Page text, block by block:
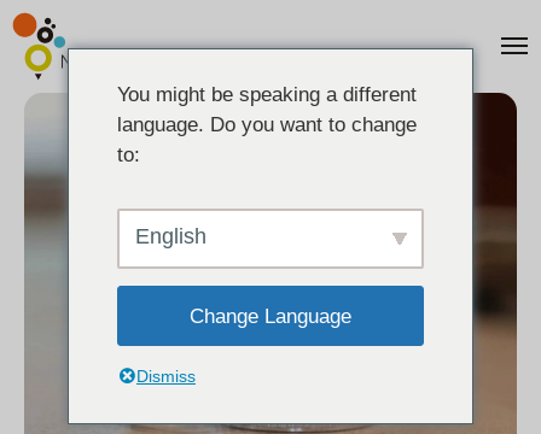
You might be speaking a different
language. Do you want to change
to:
English
Change Language
Dismiss